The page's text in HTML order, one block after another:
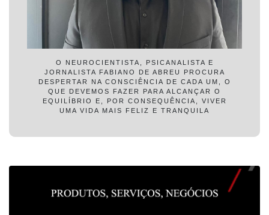
O NEUROCIENTISTA, PSICANALISTA E
JORNALISTA FABIANO DE ABREU PROCURA
DESPERTAR NA CONSCIÊNCIA DE CADA UM, O
QUE DEVEMOS FAZER PARA ALCANÇAR O
EQUILÍBRIO E, POR CONSEQUÊNCIA, VIVER
UMA VIDA MAIS FELIZ E TRANQUILA